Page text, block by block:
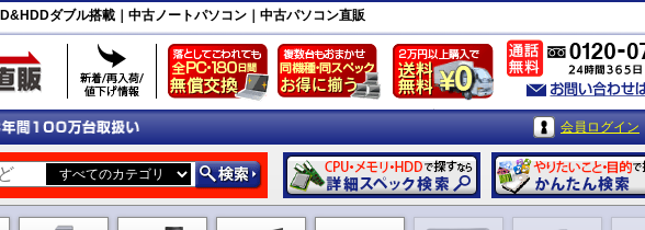
ダブル搭載｜中古ノートパソコン｜中古パソコン直販
会員ログイン